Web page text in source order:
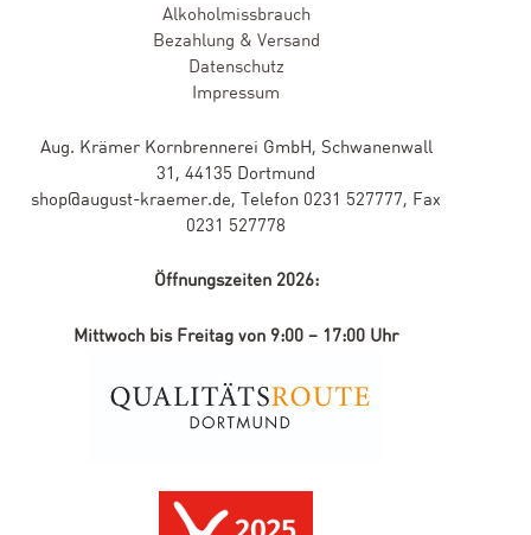
Alkoholmissbrauch
Bezahlung & Versand
Datenschutz
Impressum
Aug. Krämer Kornbrennerei GmbH, Schwanenwall
31, 44135 Dortmund
shop@august-kraemer.de, Telefon 0231 527777, Fax
0231 527778
Öffnungszeiten 2026:
Mittwoch bis Freitag von 9:00 – 17:00 Uhr